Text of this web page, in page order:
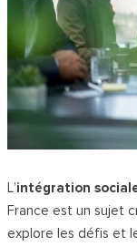
L’intégration
France est un sujet
explore les défis et